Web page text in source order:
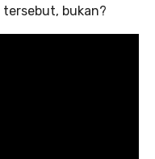
bukan?